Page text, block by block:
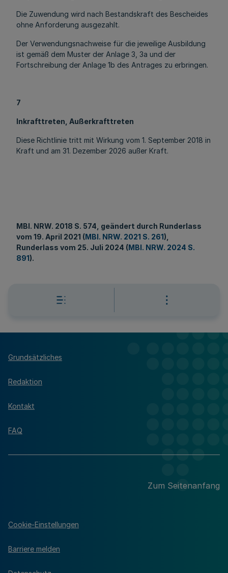
Die Zuwendung wird nach Bestandskraft des Bescheides
ohne Anforderung ausgezahlt.
Der Verwendungsnachweise für die jeweilige Ausbildung
ist gemäß dem Muster der Anlage 3, 3a und der
Fortschreibung der Anlage 1b des Antrages zu erbringen.
7
Inkrafttreten, Außerkrafttreten
Diese Richtlinie tritt mit Wirkung vom 1. September 2018 in
Kraft und am 31. Dezember 2026 außer Kraft.
MBl. NRW. 2018 S. 574, geändert durch Runderlass
vom 19. April 2021 (MBl. NRW. 2021 S. 261)
Runderlass vom 25. Juli 2024 (MBl. NRW. 2024 S.
891).
Grundsätzliches
Redaktion
Kontakt
FAQ
Zum Seitenanfang
Cookie-Einstellungen
Barriere melden